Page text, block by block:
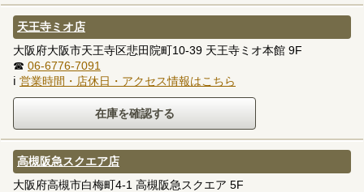
天王寺ミオ店
大阪府大阪市天王寺区悲田院町10-39 天王寺ミオ本館 9F
☎ 06-6776-7091
ℹ 営業時間・店休日・アクセス情報はこちら
高槻阪急スクエア店
大阪府高槻市白梅町4-1 高槻阪急スクエア 5F